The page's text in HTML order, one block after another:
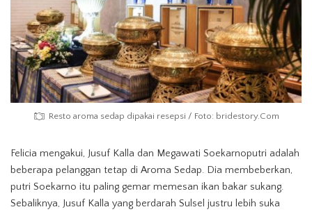
Resto aroma sedap dipakai resepsi / Foto: bridestory.Com
Felicia mengakui, Jusuf Kalla dan Megawati Soekarnoputri adalah
beberapa pelanggan tetap di Aroma Sedap. Dia membeberkan,
putri Soekarno itu paling gemar memesan ikan bakar sukang.
Sebaliknya, Jusuf Kalla yang berdarah Sulsel justru lebih suka